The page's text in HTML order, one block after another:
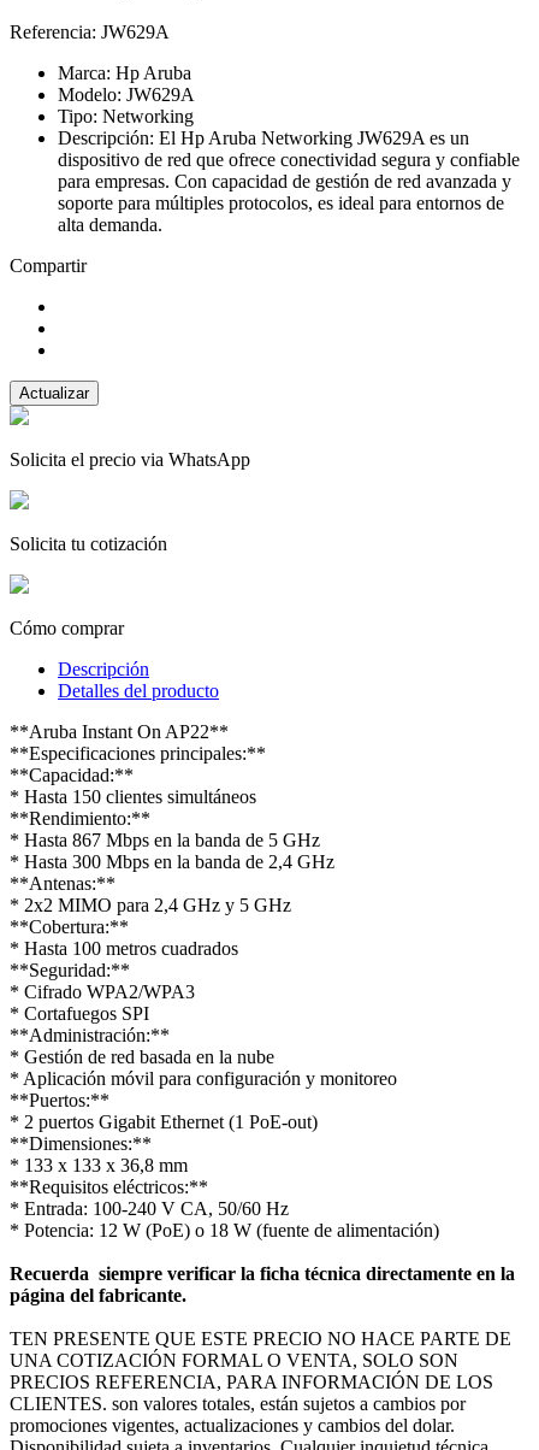
Referencia: JW629A
Marca: Hp Aruba
Modelo: JW629A
Tipo: Networking
Descripción: El Hp Aruba Networking JW629A es un
dispositivo de red que ofrece conectividad segura y confiable
para empresas. Con capacidad de gestión de red avanzada y
soporte para múltiples protocolos, es ideal para entornos de
alta demanda.
Compartir
Solicita el precio via WhatsApp
Solicita tu cotización
Cómo comprar
Descripción
Detalles del producto
**Aruba Instant On AP22**
**Especificaciones principales:**
**Capacidad:**
* Hasta 150 clientes simultáneos
**Rendimiento:**
* Hasta 867 Mbps en la banda de 5 GHz
* Hasta 300 Mbps en la banda de 2,4 GHz
**Antenas:**
* 2x2 MIMO para 2,4 GHz y 5 GHz
**Cobertura:**
* Hasta 100 metros cuadrados
**Seguridad:**
* Cifrado WPA2/WPA3
* Cortafuegos SPI
**Administración:**
* Gestión de red basada en la nube
* Aplicación móvil para configuración y monitoreo
**Puertos:**
* 2 puertos Gigabit Ethernet (1 PoE-out)
**Dimensiones:**
* 133 x 133 x 36,8 mm
**Requisitos eléctricos:**
* Entrada: 100-240 V CA, 50/60 Hz
* Potencia: 12 W (PoE) o 18 W (fuente de alimentación)
Recuerda siempre verificar la ficha técnica directamente en la
página del fabricante.
TEN PRESENTE QUE ESTE PRECIO NO HACE PARTE DE
UNA COTIZACIÓN FORMAL O VENTA, SOLO SON
PRECIOS REFERENCIA, PARA INFORMACIÓN DE LOS
CLIENTES. son valores totales, están sujetos a cambios por
promociones vigentes, actualizaciones y cambios del dolar.